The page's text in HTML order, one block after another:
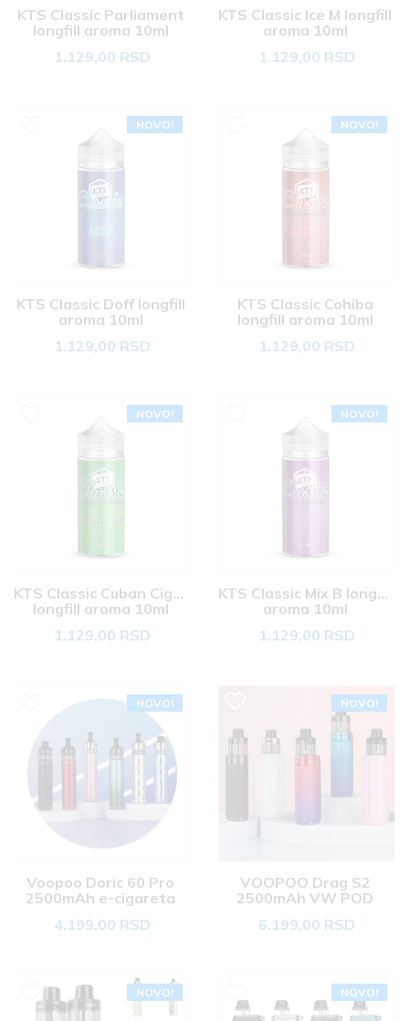
KTS Classic Parliament
longfill aroma 10ml
1.129,00 RSD
KTS Classic Ice M longfill
aroma 10ml
1.129,00 RSD
NOVO!
KTS Classic Doff longfill
aroma 10ml
1.129,00 RSD
NOVO!
KTS Classic Cohiba
longfill aroma 10ml
1.129,00 RSD
NOVO!
KTS Classic Cuban Cigar
longfill aroma 10ml
1.129,00 RSD
NOVO!
KTS Classic Mix B longfill
aroma 10ml
1.129,00 RSD
NOVO!
Voopoo Doric 60 Pro
2500mAh e-cigareta
4.199,00 RSD
NOVO!
VOOPOO Drag S2
2500mAh VW POD
6.199,00 RSD
NOVO! NOVO!